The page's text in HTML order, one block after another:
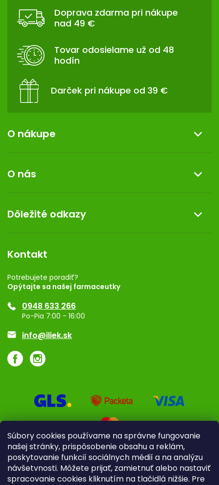
Súbory cookies používame na správne fungovanie
našej stránky, prispôsobenie obsahu a reklám,
poskytovanie funkcií sociálnych médií a na analýzu
návšetvnosti. Môžete prijať, zamietnuť alebo nastaviť
spracovanie cookies kliknutím na tlačidlá nižšie. Pre
Doprava zdarma pri nákupe
nad 49 €
Tovar odosielame už od 48
hodín
Darček pri nákupe od 39 €
O nákupe
Reklamácia a vrátenie tovaru
Doprava a platba
Darček k nákupu
O nás
Kontakt
Dermocentrum
Dôležité odkazy
Rozhodnutie na prevádzku
Registrácia
Ponuka pre firmy
Značky
Kontakt
Potrebujete poradiť?
Opýtajte sa našej farmaceutky
0948 633 266
Po-Pia 7:00 - 16:00
info@iliek.sk